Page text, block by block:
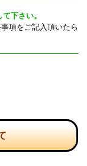
下さい。
項をご記入頂いたら